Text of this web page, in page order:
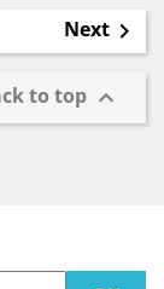
Next 
to top 